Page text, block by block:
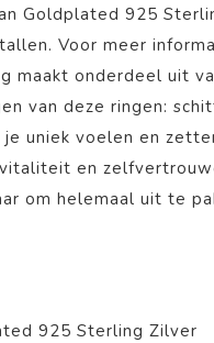
Goldplated 925
Voor meer
maakt onderdeel uit
van deze ringen:
uniek voelen en
en
om helemaal uit te
925 Sterling Zilver